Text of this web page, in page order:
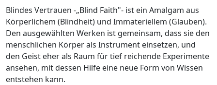
Blindes Vertrauen -„Blind Faith"- ist ein Amalgam aus
Körperlichem (Blindheit) und Immateriellem (Glauben).
Den ausgewählten Werken ist gemeinsam, dass sie den
menschlichen Körper als Instrument einsetzen, und
den Geist eher als Raum für tief reichende Experimente
ansehen, mit dessen Hilfe eine neue Form von Wissen
entstehen kann.